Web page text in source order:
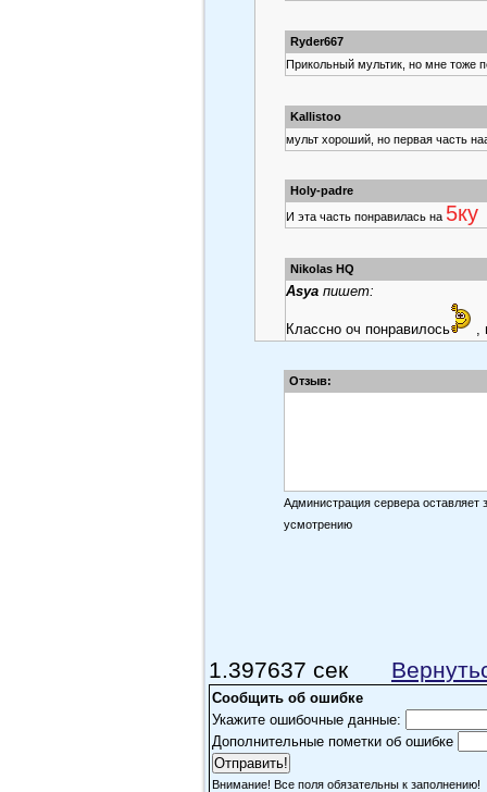
Ryder667
Прикольный мультик, но мне тоже
Kallistoo
мульт хороший, но первая часть
Holy-padre
И эта часть понравилась на 5ку
Nikolas HQ
Asya пишет:
Классно оч понравилось ,
Классно оч понравилось , вот
Отзыв:
Администрация сервера оставляет
усмотрению
1.397637 сек
Сообщить об ошибке
Укажите ошибочные данные:
Дополнительные пометки об ошибке
Внимание! Все поля обязательны к заполнению!